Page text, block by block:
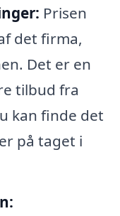
Prisen
det firma,
Det er en
tilbud fra
kan finde det
på taget i